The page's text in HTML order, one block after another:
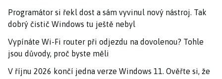
Programátor si řekl dost a sám vyvinul nový nástroj. Tak
dobrý čistič Windows tu ještě nebyl
Vypínáte Wi-Fi router při odjezdu na dovolenou? Tohle
jsou důvody, proč byste měli
V říjnu 2026 končí jedna verze Windows 11. Ověřte si, že